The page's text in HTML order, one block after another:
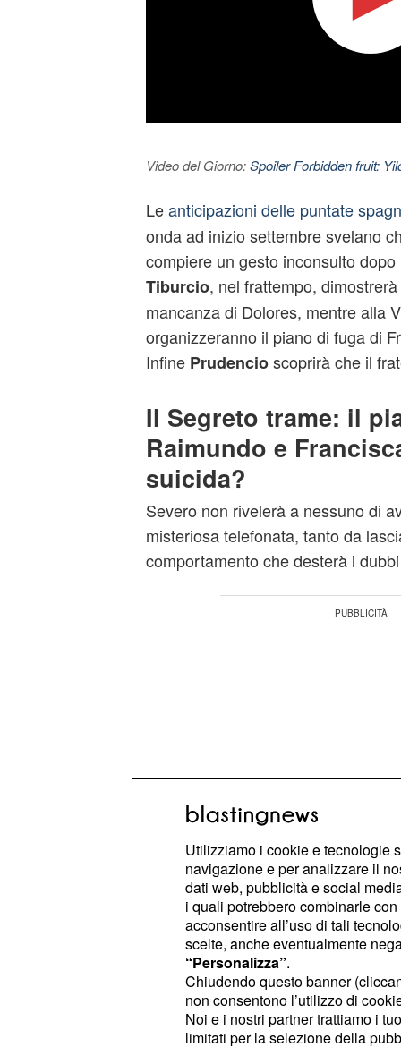
Video del Giorno:Spoiler Forbidden fruit:
Leanticipazioni delle puntate
onda ad inizio settembre svelano
compiere un gesto inconsulto
Tiburcio, nel frattempo,
mancanza di Dolores, mentre alla
organizzeranno il piano di fuga di
Infine Prudencioscoprirà che il
Il Segreto trame: il
Raimundo e
suicida?
Severo non rivelerà a nessuno di
misteriosa telefonata, tanto da
comportamento che desterà i
Lontano da Puente Viejo,Antolina
vendetta contro Isaac. La
suicidarsiingerendo del veleno.
l'intervento di Elsa e Isaac
All'emporio, Gracia aiuteràTiburcio
Utilizziamo i cookie e tecnologie
navigazione e per analizzare il
dati web, pubblicità e social
i quali potrebbero combinarle
acconsentire all’uso di tali
scelte, anche eventualmente
“Personalizza”.
Chiudendo questo banner
non consentono l’utilizzo di
Noi e i nostri partner trattiamo i
limitati per la selezione della